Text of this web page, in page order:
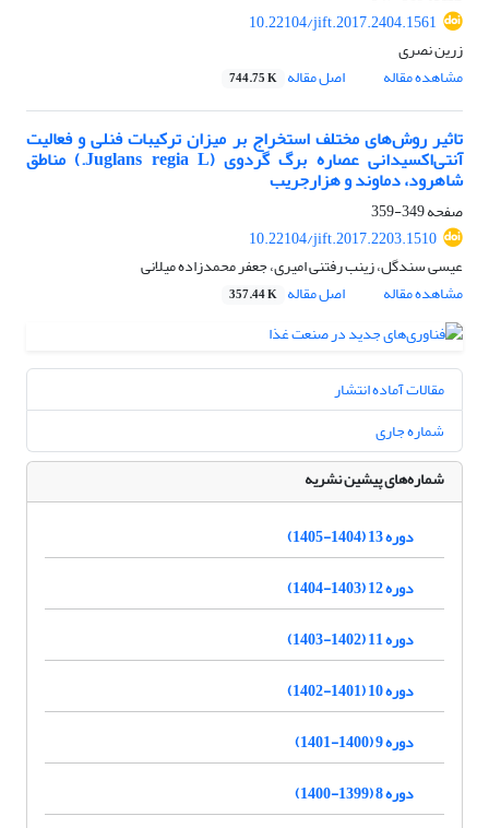
10.22104/jift.2017.2404.1561
زرین نصری
مشاهده مقاله
اصل مقاله 744.75 K
تاثیر روش‌های مختلف استخراج بر میزان ترکیبات فنلی و فعالیت
آنتی‌اکسیدانی عصاره برگ گردوی (Juglans regia L.) مناطق
شاهرود، دماوند و هزارجریب
صفحه349-359
10.22104/jift.2017.2203.1510
عیسی سندگل، زینب رفتنی امیری، جعفر محمدزاده میلانی
مشاهده مقاله
اصل مقاله 357.44 K
مقالات آماده انتشار
شماره جاری
شماره‌های پیشین نشریه
دوره 13 (1404-1405)
دوره 12 (1403-1404)
دوره 11 (1402-1403)
دوره 10 (1401-1402)
دوره 9 (1400-1401)
دوره 8 (1399-1400)